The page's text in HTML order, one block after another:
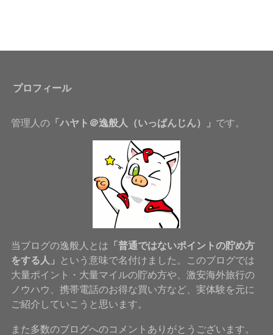
プロフィール
管理人の「ハヤト＠逸般人（いっぱんじん）」 です。
当ブログの逸般人とは 「普通ではないポイントの貯め方
をする人」
という意味で名付けました。このブログでは
大量ポイント・大量マイルの貯め方や、激安海外旅行の
ノウハウ、携帯電話のお得な買い方など、実体験を元に
ご紹介していこうと思います。
また多数のブログへのコメントありがとうございます。